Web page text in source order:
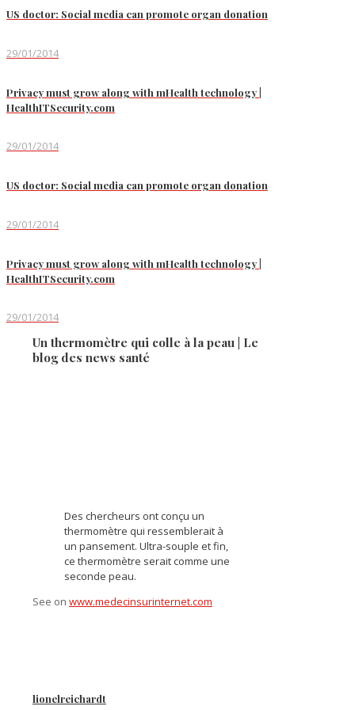
US doctor: Social media can promote organ donation
29/01/2014
Privacy must grow along with mHealth technology |
HealthITSecurity.com
29/01/2014
US doctor: Social media can promote organ donation
29/01/2014
Privacy must grow along with mHealth technology |
HealthITSecurity.com
29/01/2014
Un thermomètre qui colle à la peau | Le
blog des news santé
Des chercheurs ont conçu un
thermomètre qui ressemblerait à
un pansement. Ultra-souple et fin,
ce thermomètre serait comme une
seconde peau.
See on www.medecinsurinternet.com
lionelreichardt